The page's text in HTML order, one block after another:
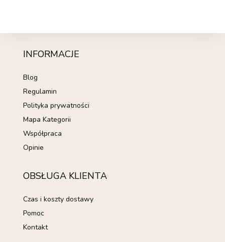
INFORMACJE
Blog
Regulamin
Polityka prywatności
Mapa Kategorii
Współpraca
Opinie
OBSŁUGA KLIENTA
Czas i koszty dostawy
Pomoc
Kontakt